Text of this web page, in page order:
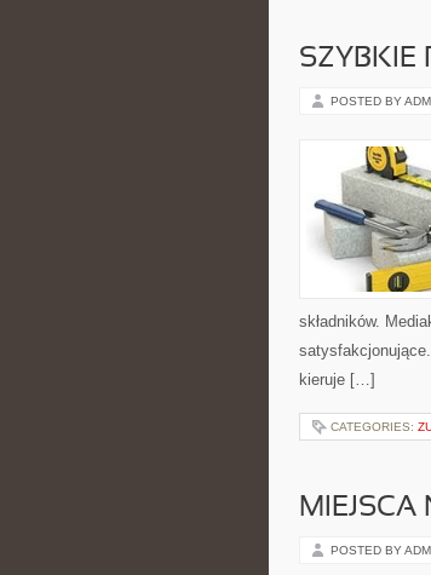
SZYBKIE
POSTED BY
składników.
kieruje […]
CATEGORIES:
MIEJSCA
POSTED BY